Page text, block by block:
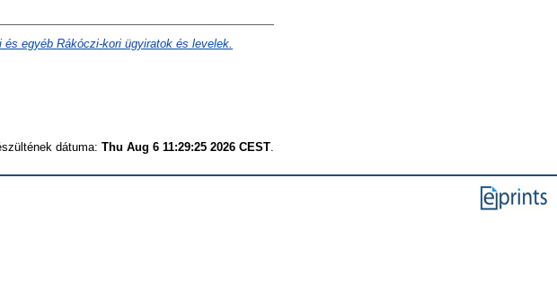
egyéb Rákóczi-kori ügyiratok és levelek.
dátuma: Thu Aug 6 11:29:25 2026 CEST.